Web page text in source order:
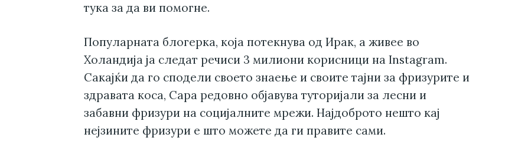
тука за да ви помогне.
Популарната блогерка, која потекнува од Ирак, а живее во
Холандија ја следат речиси 3 милиони корисници на Instagram.
Сакајќи да го сподели своето знаење и своите тајни за фризурите и
здравата коса, Сара редовно објавува туторијали за лесни и
забавни фризури на социјалните мрежи. Најдоброто нешто кај
нејзините фризури е што можете да ги правите сами.